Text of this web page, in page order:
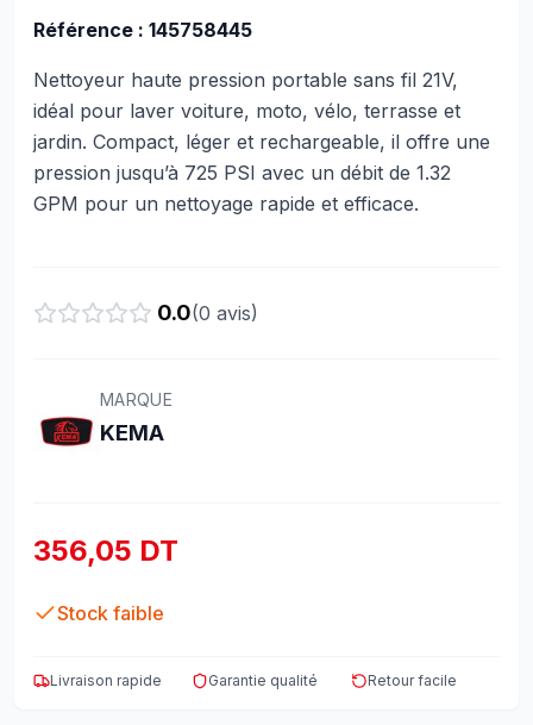
Référence : 145758445
Nettoyeur haute pression portable sans fil 21V,
idéal pour laver voiture, moto, vélo, terrasse et
jardin. Compact, léger et rechargeable, il offre une
pression jusqu’à 725 PSI avec un débit de 1.32
GPM pour un nettoyage rapide et efficace.
0.0(0 avis)
MARQUE
KEMA
356,05 DT
Stock faible
Livraison rapide Garantie qualité Retour facile